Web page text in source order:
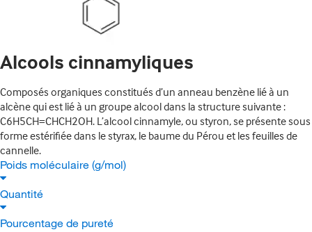
Alcools cinnamyliques
Composés organiques constitués d’un anneau benzène lié à un
alcène qui est lié à un groupe alcool dans la structure suivante :
C6H5CH=CHCH2OH. L’alcool cinnamyle, ou styron, se présente sous
forme estérifiée dans le styrax, le baume du Pérou et les feuilles de
cannelle.
Poids moléculaire (g/mol)
Quantité
Pourcentage de pureté